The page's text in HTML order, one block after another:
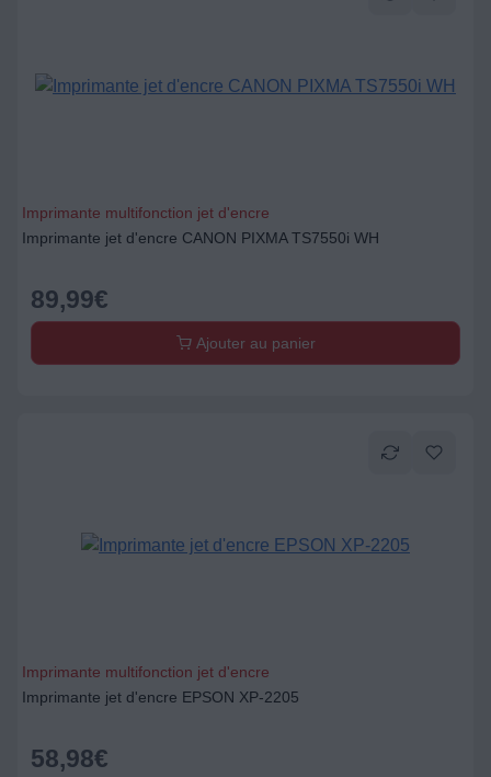
Imprimante multifonction jet d'encre
Imprimante jet d'encre CANON PIXMA TS7550i WH
89,99€
Ajouter au panier
Imprimante multifonction jet d'encre
Imprimante jet d'encre EPSON XP-2205
58,98€